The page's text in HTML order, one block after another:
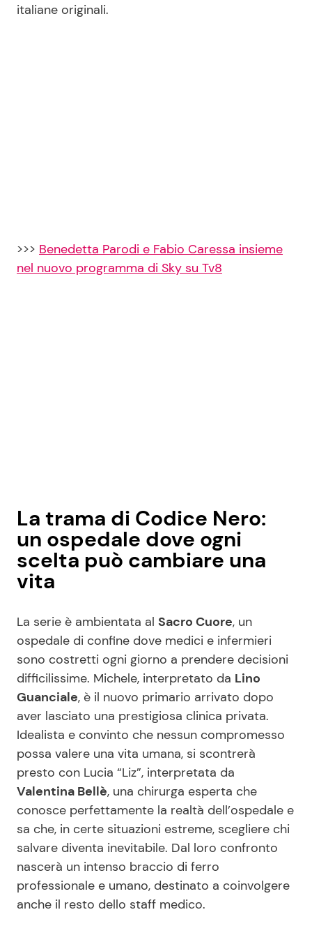
Pubblicità
Privacy Policy
italiane originali.
>>> Benedetta Parodi e Fabio Caressa insieme
nel nuovo programma di Sky su Tv8
La trama di Codice Nero:
un ospedale dove ogni
scelta può cambiare una
vita
La serie è ambientata al Sacro Cuore, un
ospedale di confine dove medici e infermieri
sono costretti ogni giorno a prendere decisioni
difficilissime. Michele, interpretato da Lino
Guanciale, è il nuovo primario arrivato dopo
aver lasciato una prestigiosa clinica privata.
Idealista e convinto che nessun compromesso
possa valere una vita umana, si scontrerà
presto con Lucia “Liz”, interpretata da
Valentina Bellè, una chirurga esperta che
conosce perfettamente la realtà dell’ospedale e
sa che, in certe situazioni estreme, scegliere chi
salvare diventa inevitabile. Dal loro confronto
nascerà un intenso braccio di ferro
professionale e umano, destinato a coinvolgere
anche il resto dello staff medico.